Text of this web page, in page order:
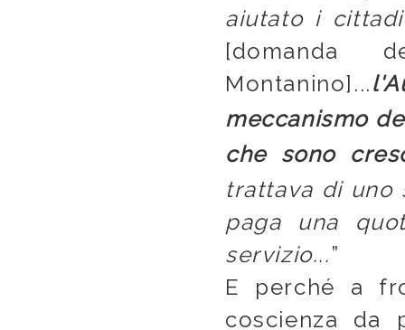
aiutato i
[domanda
Montanino]...
meccanismo
che sono
trattava di uno
paga una
servizio...”
E perché a
coscienza da